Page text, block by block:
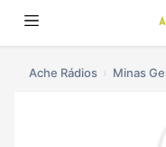
Ache Rádios Minas